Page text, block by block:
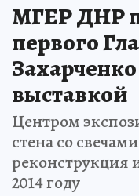
МГЕР ДНР
первого
выставкой
Центром
стена со
реконструкция
2014 году